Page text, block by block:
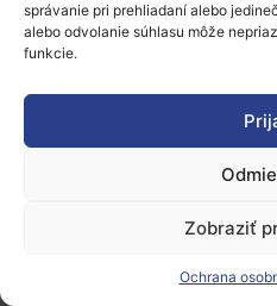
správanie pri prehliadaní alebo
alebo odvolanie súhlasu môže
funkcie.
Zobraziť
Ochrana
experienced in the
Please contact directly